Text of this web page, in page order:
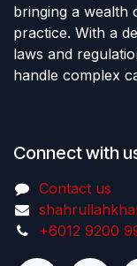
bringing a wealth
practice. With a
laws and
handle complex
Connect with
Contact us
+6012 9200